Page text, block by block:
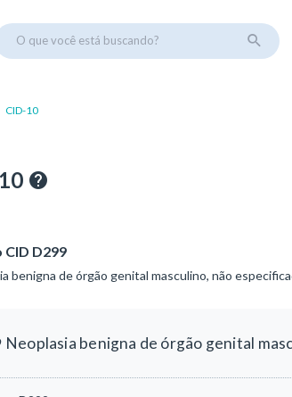
O que você está buscando?
CID-10
CID D299
benigna de órgão genital masculino, não
Neoplasia benigna de órgão genital